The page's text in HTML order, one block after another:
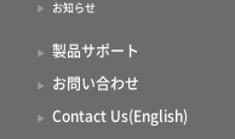
お知らせ
製品サポート
お問い合わせ
Contact Us(English)